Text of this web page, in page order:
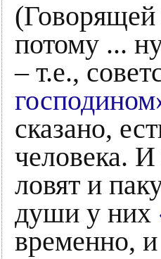
потому ...
– т.е.,
сказано,
человека.
ловят и
души у них
временно,